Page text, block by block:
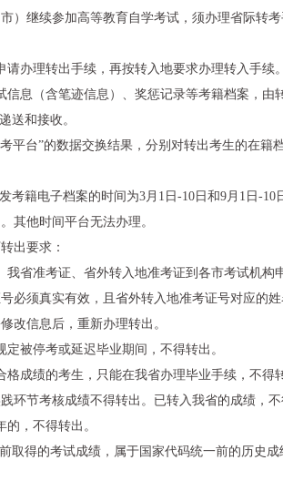
）继续参加高等教育自学考试，须办理省际转
办理转出手续，再按转入地要求办理转入手续。
信息（含笔迹信息）、奖惩记录等考籍档案，
送和接收。
平台”的数据交换结果，分别对转出考生的在籍
考籍电子档案的时间为3月1日-10日和9月1日-
其他时间平台无法办理。
出要求：
我省准考证、省外转入地准考证到各市考试机
必须真实有效，且省外转入地准考证号对应的
改信息后，重新办理转出。
被停考或延迟毕业期间，不得转出。
格成绩的考生，只能在我省办理毕业手续，不
环节考核成绩不得转出。已转入我省的成绩，不
，不得转出。
取得的考试成绩，属于国家代码统一前的历史成